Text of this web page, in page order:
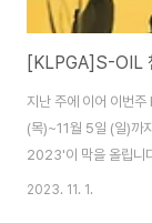
지난 주에 이어 이번
(목)~11월 5일 (일)까
2023'이 막을 올립니
으로 96명의 선수가
2023. 11. 1.